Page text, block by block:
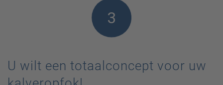
U wilt een totaalconcept voor uw